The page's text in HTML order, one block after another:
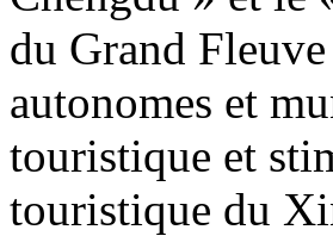
du Grand
autonomes et
touristique et
touristique du